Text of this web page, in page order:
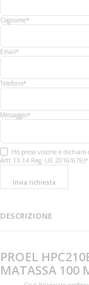
Cognome*
Email*
Telefono*
Messaggio*
Ho preso visione e
Artt 13-14 Reg. UE 2016/679)*
Invia richiesta
DESCRIZIONE
PROEL
MATASSA 100